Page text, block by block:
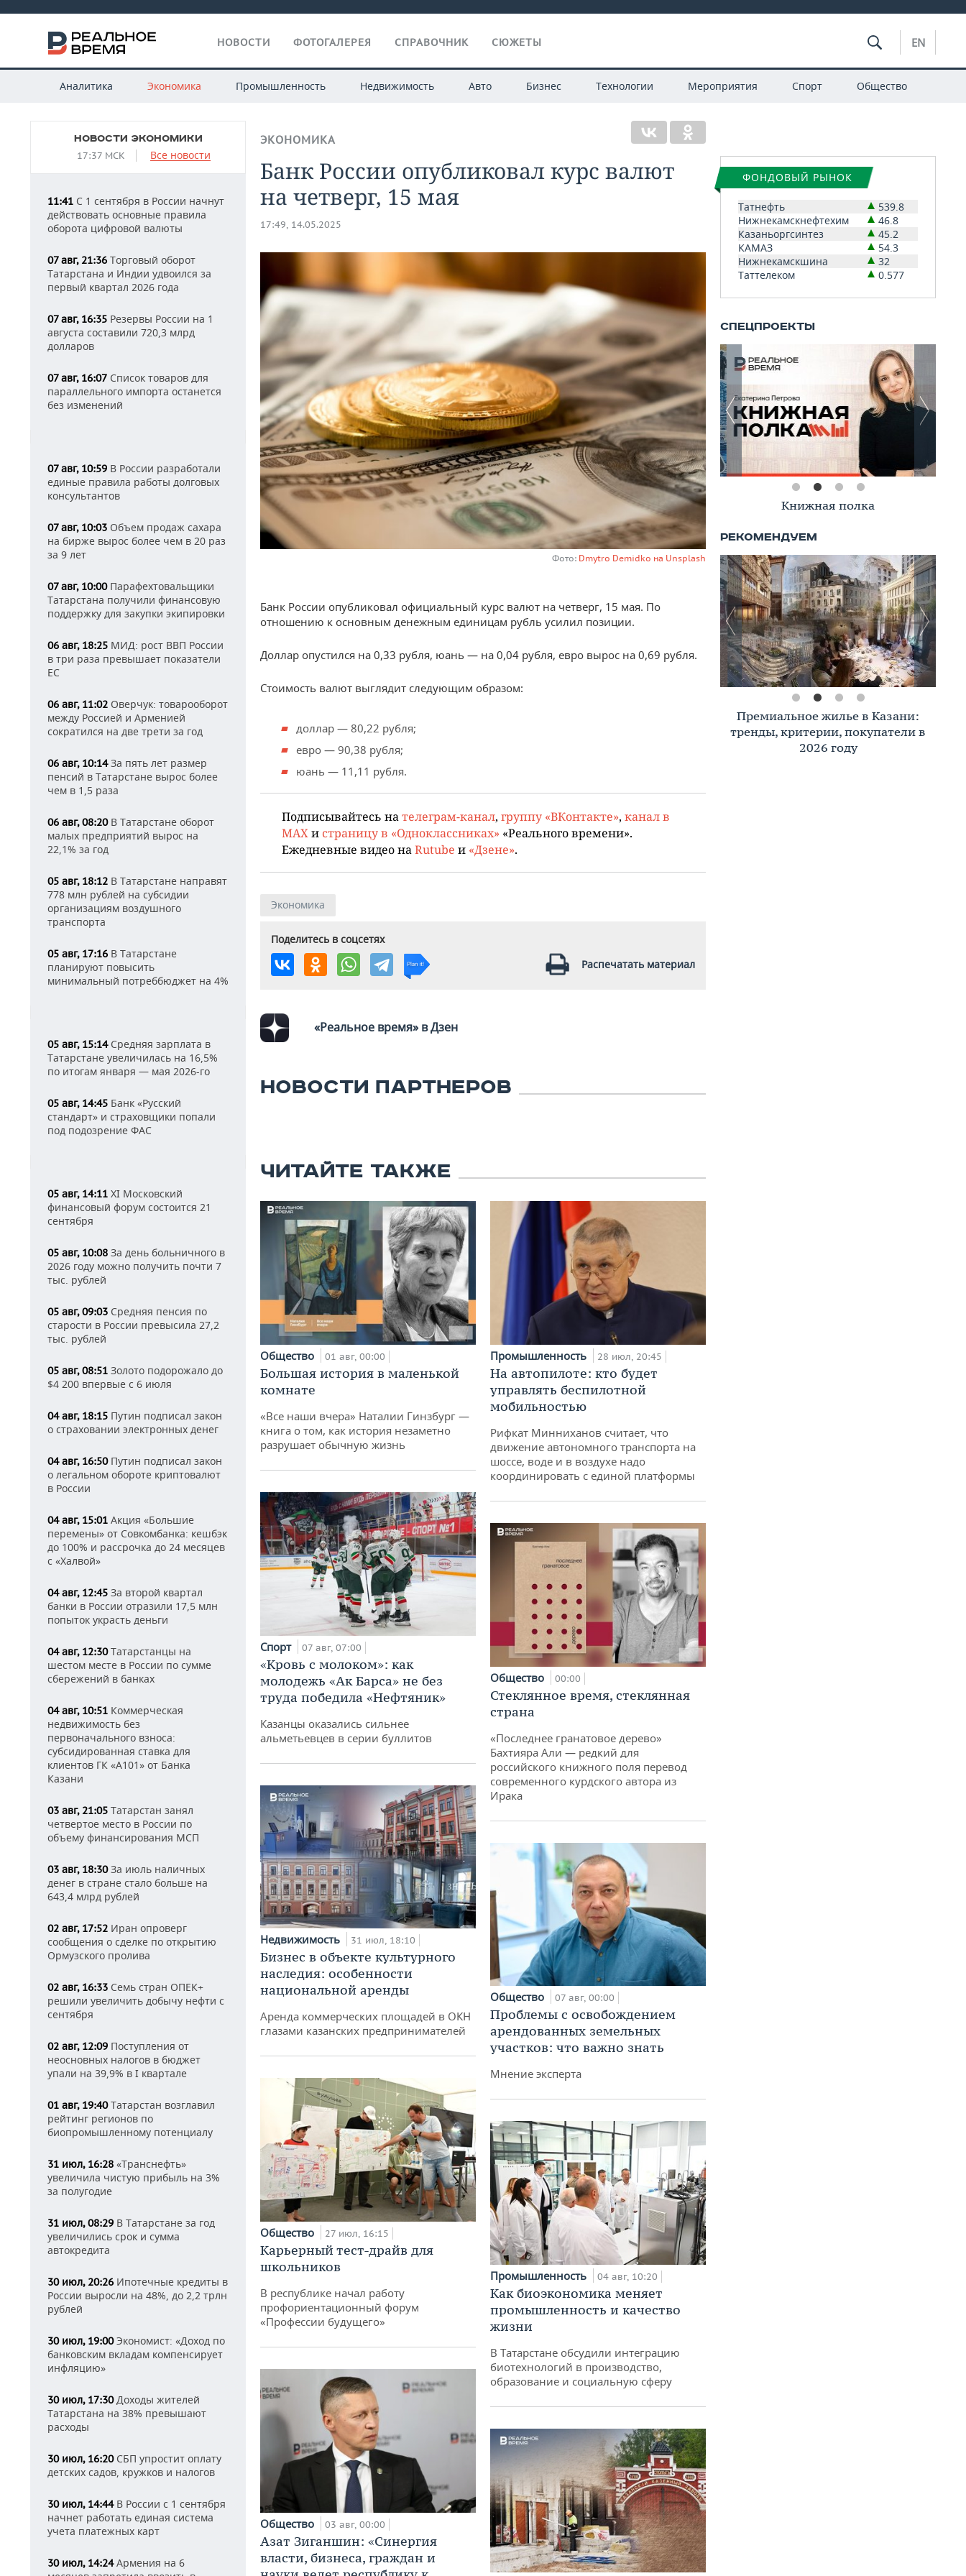
НОВОСТИ ФОТОГАЛЕРЕЯ СПРАВОЧНИК СЮЖЕТЫ EN
Аналитика Экономика Промышленность Недвижимость Авто Бизнес Технологии Мероприятия Спорт Общество
НОВОСТИ ЭКОНОМИКИ
17:37 МСК Все новости
11:41 С 1 сентября в России начнут
действовать основные правила
оборота цифровой валюты
07 авг, 21:36 Торговый оборот
Татарстана и Индии удвоился за
первый квартал 2026 года
07 авг, 16:35 Резервы России на 1
августа составили 720,3 млрд
долларов
07 авг, 16:07 Список товаров для
параллельного импорта останется
без изменений
07 авг, 10:59 В России разработали
единые правила работы долговых
консультантов
07 авг, 10:03 Объем продаж сахара
на бирже вырос более чем в 20 раз
за 9 лет
07 авг, 10:00Парафехтовальщики
Татарстана получили финансовую
поддержку для закупки экипировки
06 авг, 18:25 МИД: рост ВВП России
в три раза превышает показатели
ЕС
06 авг, 11:02 Оверчук: товарооборот
между Россией и Арменией
сократился на две трети за год
06 авг, 10:14За пять лет размер
пенсий в Татарстане вырос более
чем в 1,5 раза
06 авг, 08:20В Татарстане оборот
малых предприятий вырос на
22,1% за год
05 авг, 18:12 В Татарстане направят
778 млн рублей на субсидии
организациям воздушного
транспорта
05 авг, 17:16 В Татарстане
планируют повысить
минимальный потреббюджет на 4%
05 авг, 15:14Средняя зарплата в
Татарстане увеличилась на 16,5%
по итогам января — мая 2026-го
05 авг, 14:45 Банк «Русский
стандарт» и страховщики попали
под подозрение ФАС
05 авг, 14:11 XI Московский
финансовый форум состоится 21
сентября
05 авг, 10:08 За день больничного в
2026 году можно получить почти 7
тыс. рублей
05 авг, 09:03 Средняя пенсия по
старости в России превысила 27,2
тыс. рублей
05 авг, 08:51 Золото подорожало до
$4 200 впервые с 6 июля
04 авг, 18:15 Путин подписал закон
о страховании электронных денег
04 авг, 16:50Путин подписал закон
о легальном обороте криптовалют
в России
04 авг, 15:01 Акция «Большие
перемены» от Совкомбанка: кешбэк
до 100% и рассрочка до 24 месяцев
с «Халвой»
04 авг, 12:45 За второй квартал
банки в России отразили 17,5 млн
попыток украсть деньги
04 авг, 12:30Татарстанцы на
шестом месте в России по сумме
сбережений в банках
04 авг, 10:51 Коммерческая
недвижимость без
первоначального взноса:
субсидированная ставка для
клиентов ГК «А101» от Банка
Казани
03 авг, 21:05 Татарстан занял
четвертое место в России по
объему финансирования МСП
03 авг, 18:30За июль наличных
денег в стране стало больше на
643,4 млрд рублей
02 авг, 17:52 Иран опроверг
сообщения о сделке по открытию
Ормузского пролива
02 авг, 16:33 Семь стран ОПЕК+
решили увеличить добычу нефти с
сентября
02 авг, 12:09 Поступления от
неосновных налогов в бюджет
упали на 39,9% в I квартале
01 авг, 19:40Татарстан возглавил
рейтинг регионов по
биопромышленному потенциалу
31 июл, 16:28 «Транснефть»
увеличила чистую прибыль на 3%
за полугодие
31 июл, 08:29 В Татарстане за год
увеличились срок и сумма
автокредита
30 июл, 20:26 Ипотечные кредиты в
России выросли на 48%, до 2,2 трлн
рублей
30 июл, 19:00Экономист: «Доход по
банковским вкладам компенсирует
инфляцию»
30 июл, 17:30Доходы жителей
Татарстана на 38% превышают
расходы
30 июл, 16:20СБП упростит оплату
детских садов, кружков и налогов
30 июл, 14:44В России с 1 сентября
начнет работать единая система
учета платежных карт
30 июл, 14:24Армения на 6
ЭКОНОМИКА
Банк России опубликовал курс валют
на четверг, 15 мая
17:49, 14.05.2025
Фото: Dmytro Demidko на Unsplash
Банк России опубликовал официальный курс валют на четверг, 15 мая. По
отношению к основным денежным единицам рубль усилил позиции.
Доллар опустился на 0,33 рубля, юань — на 0,04 рубля, евро вырос на 0,69 рубля.
Стоимость валют выглядит следующим образом:
доллар — 80,22 рубля;
евро — 90,38 рубля;
юань — 11,11 рубля.
Подписывайтесь нателеграм-канал, группу «ВКонтакте», канал в
MAXи страницу в «Одноклассниках» «Реального времени».
Ежедневные видео наRutube и «Дзене».
Экономика
Поделитесь в соцсетях
Распечатать материал
«Реальное время» в Дзен
НОВОСТИ ПАРТНЕРОВ
ЧИТАЙТЕ ТАКЖЕ
Общество 01 авг, 00:00
Большая история в маленькой
комнате
«Все наши вчера» Наталии Гинзбург —
книга о том, как история незаметно
разрушает обычную жизнь
Спорт 07 авг, 07:00
«Кровь с молоком»: как
молодежь «Ак Барса» не без
труда победила «Нефтяник»
Казанцы оказались сильнее
альметьевцев в серии буллитов
Недвижимость 31 июл, 18:10
Бизнес в объекте культурного
наследия: особенности
национальной аренды
Аренда коммерческих площадей в ОКН
глазами казанских предпринимателей
Общество 27 июл, 16:15
Карьерный тест-драйв для
школьников
В республике начал работу
профориентационный форум
«Профессии будущего»
Общество 03 авг, 00:00
Азат Зиганшин: «Синергия
власти, бизнеса, граждан и
Промышленность 28 июл, 20:45
На автопилоте: кто будет
управлять беспилотной
мобильностью
Рифкат Минниханов считает, что
движение автономного транспорта на
шоссе, воде и в воздухе надо
координировать с единой платформы
Общество 00:00
Стеклянное время, стеклянная
страна
«Последнее гранатовое дерево»
Бахтияра Али — редкий для
российского книжного поля перевод
современного курдского автора из
Ирака
Общество 07 авг, 00:00
Проблемы с освобождением
арендованных земельных
участков: что важно знать
Мнение эксперта
Промышленность 04 авг, 10:20
Как биоэкономика меняет
промышленность и качество
жизни
В Татарстане обсудили интеграцию
биотехнологий в производство,
образование и социальную сферу
ФОНДОВЫЙ РЫНОК
Татнефть
539.8
Нижнекамскнефтехим
46.8
Казаньоргсинтез
45.2
КАМАЗ
54.3
Нижнекамскшина
32
Таттелеком
0.577
Книжная полка
Премиальное жилье в Казани:
тренды, критерии, покупатели в
2026 году